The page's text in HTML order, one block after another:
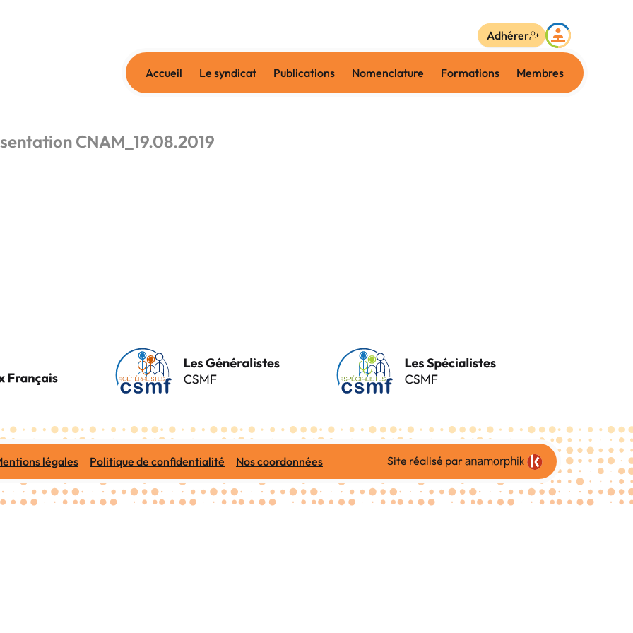
Accueil Le syndicat Publications Nomenclature Formations Membres
Adhérer
CNAM_19.08.2019
légales Politique de confidentialité Nos coordonnées Site réalisé par